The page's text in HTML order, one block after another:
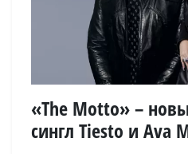
«The Motto» –
сингл Tiesto и Ava